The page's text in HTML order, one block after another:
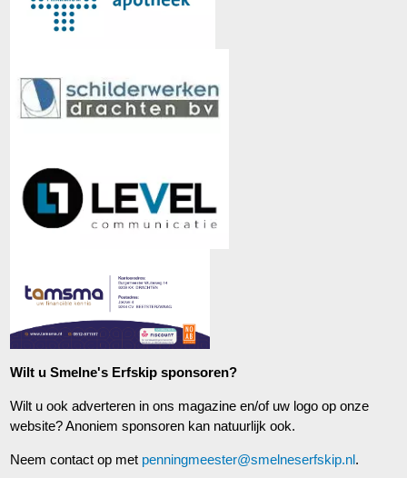
Wilt u Smelne's Erfskip sponsoren?
Wilt u ook adverteren in ons magazine en/of uw logo op onze
website? Anoniem sponsoren kan natuurlijk ook.
Neem contact op met penningmeester@smelneserfskip.nl.